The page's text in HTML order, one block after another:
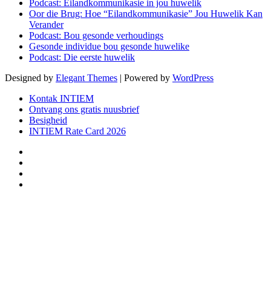
Podcast: Eilandkommunikasie in jou huwelik
Oor die Brug: Hoe “Eilandkommunikasie” Jou Huwelik Kan
Verander
Podcast: Bou gesonde verhoudings
Gesonde individue bou gesonde huwelike
Podcast: Die eerste huwelik
Designed by Elegant Themes | Powered by WordPress
Kontak INTIEM
Ontvang ons gratis nuusbrief
Besigheid
INTIEM Rate Card 2026